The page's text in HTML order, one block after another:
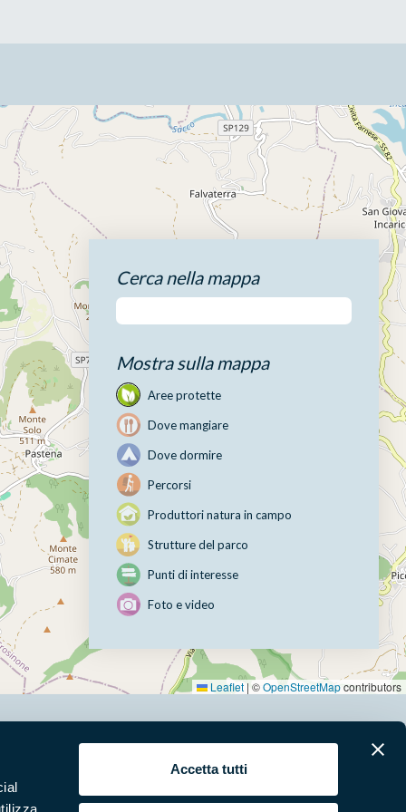
Accetta tutti
Leaflet | ©OpenStreetMapcontributors
Cerca nella mappa
Mostra sulla mappa
Aree protette
Dove mangiare
Dove dormire
Percorsi
Produttori natura in campo
Strutture del parco
Punti di interesse
Foto e video
News e appuntamenti
Punti di interesse